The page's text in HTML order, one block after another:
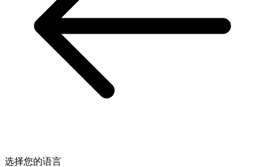
选择您的语言